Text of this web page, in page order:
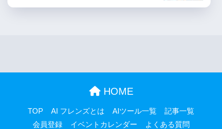
HOME
TOP AI フレンズとは AIツール一覧
記事一覧
会員登録
イベントカレンダー よくある質問